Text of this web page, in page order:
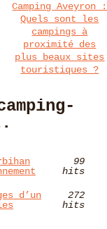
Camping Aveyron :
Quels sont les
campings à
proximité des
plus beaux sites
touristiques ?
99
hits
d’un
272
hits